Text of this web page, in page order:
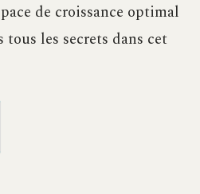
de croissance optimal
les secrets dans cet